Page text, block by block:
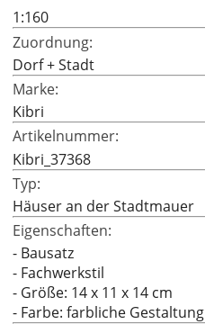
1:160
Zuordnung:
Dorf + Stadt
Marke:
Kibri
Artikelnummer:
Kibri_37368
Typ:
Häuser an der Stadtmauer
Eigenschaften:
- Bausatz
- Fachwerkstil
- Größe: 14 x 11 x 14 cm
- Farbe: farbliche Gestaltung